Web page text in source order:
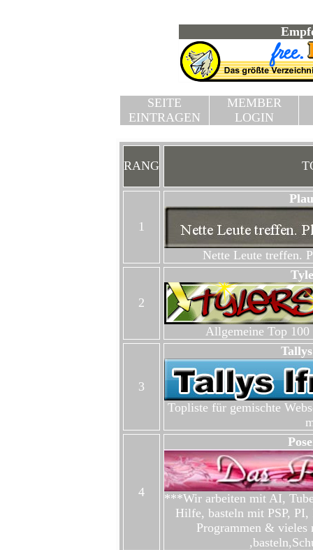
SEITE
EINTRAGEN
MEMBER
LOGIN
RANG
1
Nette Leute treffen.
2
Allgemeine Top 100
3
Topliste für gemischte
4
***Wir arbeiten mit AI,
Hilfe, basteln mit PSP, PI,
Programmen & vieles